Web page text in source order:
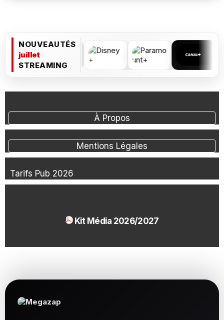
NOUVEAUTÉS
juillet
STREAMING
À Propos
Mentions Légales
Tarifs Pub 2026
Kit Média 2026/2027